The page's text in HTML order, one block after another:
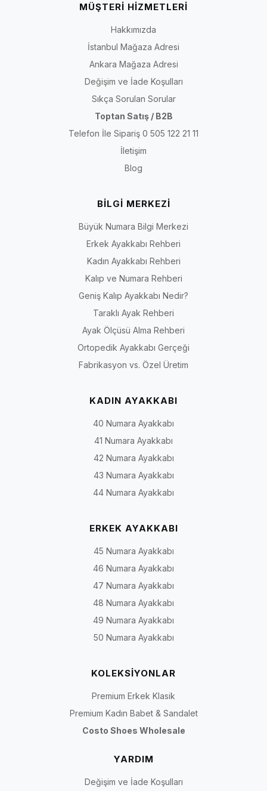
MÜŞTERİ HİZMETLERİ
Hakkımızda
İstanbul Mağaza Adresi
Ankara Mağaza Adresi
Değişim ve İade Koşulları
Sıkça Sorulan Sorular
Toptan Satış / B2B
Telefon İle Sipariş 0 505 122 21 11
İletişim
Blog
BİLGİ MERKEZİ
Büyük Numara Bilgi Merkezi
Erkek Ayakkabı Rehberi
Kadın Ayakkabı Rehberi
Kalıp ve Numara Rehberi
Geniş Kalıp Ayakkabı Nedir?
Taraklı Ayak Rehberi
Ayak Ölçüsü Alma Rehberi
Ortopedik Ayakkabı Gerçeği
Fabrikasyon vs. Özel Üretim
KADIN AYAKKABI
40 Numara Ayakkabı
41 Numara Ayakkabı
42 Numara Ayakkabı
43 Numara Ayakkabı
44 Numara Ayakkabı
ERKEK AYAKKABI
45 Numara Ayakkabı
46 Numara Ayakkabı
47 Numara Ayakkabı
48 Numara Ayakkabı
49 Numara Ayakkabı
50 Numara Ayakkabı
KOLEKSİYONLAR
Premium Erkek Klasik
Premium Kadın Babet & Sandalet
Costo Shoes Wholesale
YARDIM
Değişim ve İade Koşulları